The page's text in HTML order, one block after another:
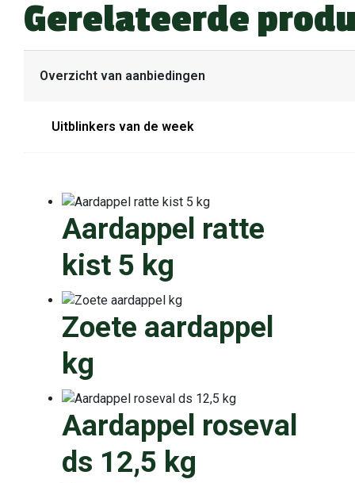
Gerelateerde
Overzicht van aanbiedingen
Uitblinkers van de week
Aardappel ratte
kist 5 kg
Zoete aardappel
kg
Aardappel roseval
ds 12,5 kg